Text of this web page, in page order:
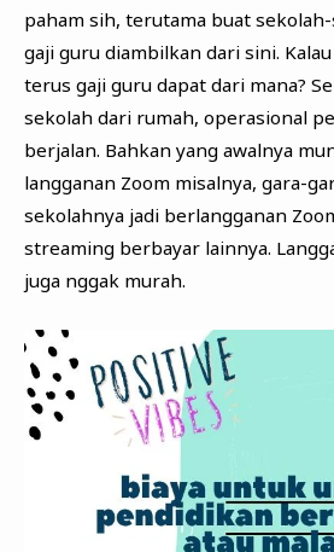
paham sih, terutama buat
gaji guru diambilkan dari sini.
terus gaji guru dapat dari mana?
sekolah dari rumah, operasional
berjalan. Bahkan yang awalnya
langganan Zoom misalnya, gara-
sekolahnya jadi berlangganan
streaming berbayar lainnya.
juga nggak murah.